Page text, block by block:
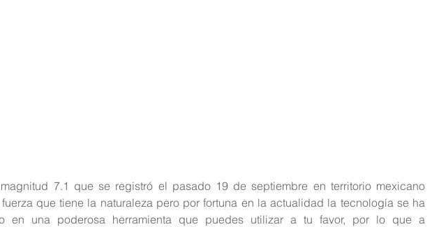
7.1 que se registró el pasado 19 de septiembre en territorio mexicano
que tiene la naturaleza pero por fortuna en la actualidad la tecnología se ha
en una poderosa herramienta que puedes utilizar a tu favor, por lo que a